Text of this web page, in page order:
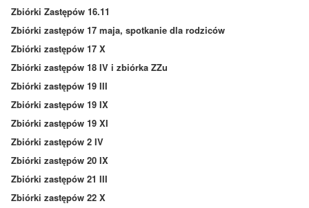
Zbiórki Zastępów 16.11
Zbiórki zastępów 17 maja, spotkanie dla rodziców
Zbiórki zastępów 17 X
Zbiórki zastępów 18 IV i zbiórka ZZu
Zbiórki zastępów 19 III
Zbiórki zastępów 19 IX
Zbiórki zastępów 19 XI
Zbiórki zastępów 2 IV
Zbiórki zastępów 20 IX
Zbiórki zastępów 21 III
Zbiórki zastępów 22 X